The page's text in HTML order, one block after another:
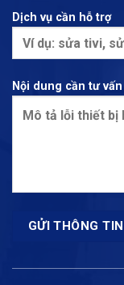
Dịch vụ cần hỗ trợ
Nội dung cần tư vấn